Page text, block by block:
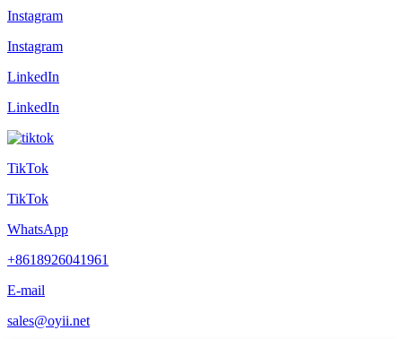
Instagram
Instagram
LinkedIn
LinkedIn
TikTok
TikTok
WhatsApp
+8618926041961
E-mail
sales@oyii.net